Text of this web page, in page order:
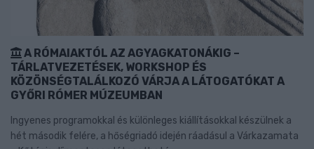
A RÓMAIAKTÓL AZ AGYAGKATONÁKIG –
TÁRLATVEZETÉSEK, WORKSHOP ÉS
KÖZÖNSÉGTALÁLKOZÓ VÁRJA A LÁTOGATÓKAT A
GYŐRI RÓMER MÚZEUMBAN
Ingyenes programokkal és különleges kiállításokkal készülnek a
hét második felére, a hőségriadó idején ráadásul a Várkazamata